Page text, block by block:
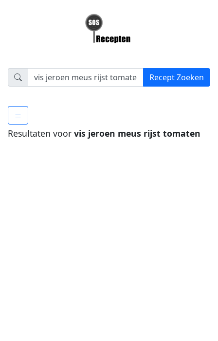
Resultaten voor vis jeroen meus rijst tomaten